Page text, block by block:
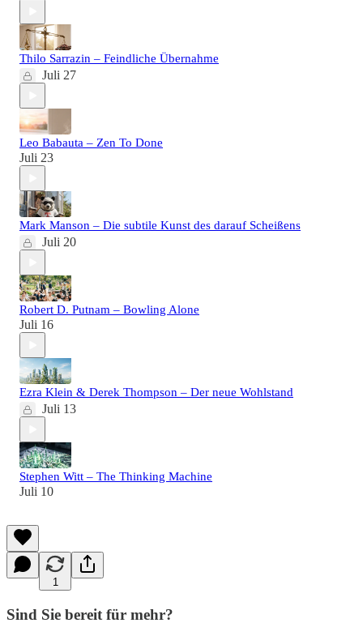
Thilo Sarrazin – Feindliche Übernahme
Juli 27
Leo Babauta – Zen To Done
Juli 23
Mark Manson – Die subtile Kunst des darauf Scheißens
Juli 20
Robert D. Putnam – Bowling Alone
Juli 16
Ezra Klein & Derek Thompson – Der neue Wohlstand
Juli 13
Stephen Witt – The Thinking Machine
Juli 10
1
Sind Sie bereit für mehr?